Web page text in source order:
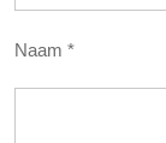
Naam *